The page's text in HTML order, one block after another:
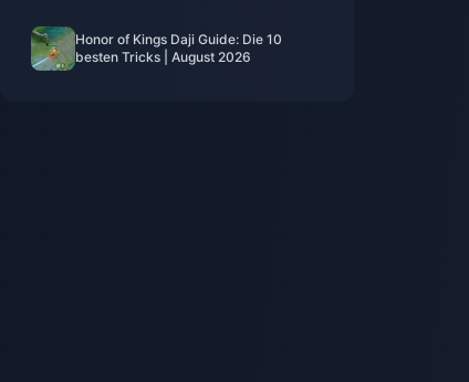
Honor of Kings Daji Guide: Die 10
besten Tricks | August 2026